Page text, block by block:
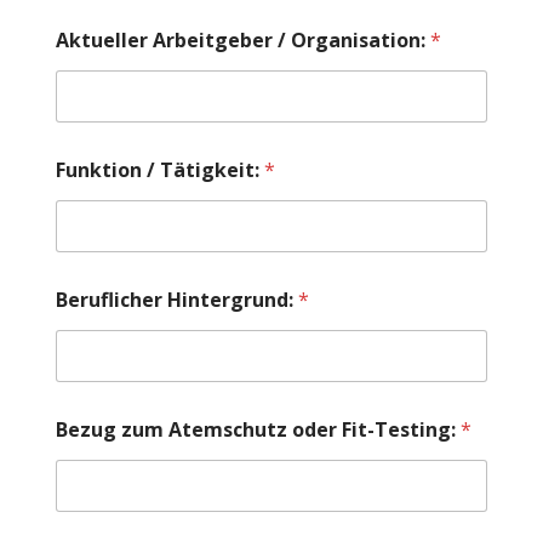
Aktueller Arbeitgeber / Organisation:*
Funktion / Tätigkeit:*
Beruflicher Hintergrund:*
i
t
T
Bezug zum Atemschutz oder Fit-Testing:*